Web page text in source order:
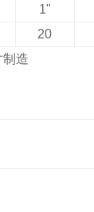
1"
20
造